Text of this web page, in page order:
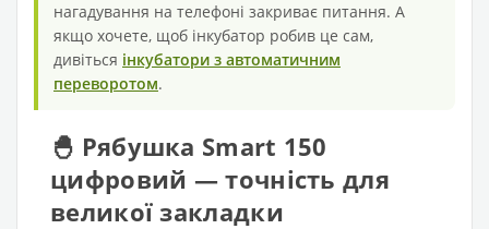
нагадування на телефоні закриває питання. А
якщо хочете, щоб інкубатор робив це сам,
дивіться інкубатори з автоматичним
переворотом.
🐣 Рябушка Smart 150
цифровий — точність для
великої закладки